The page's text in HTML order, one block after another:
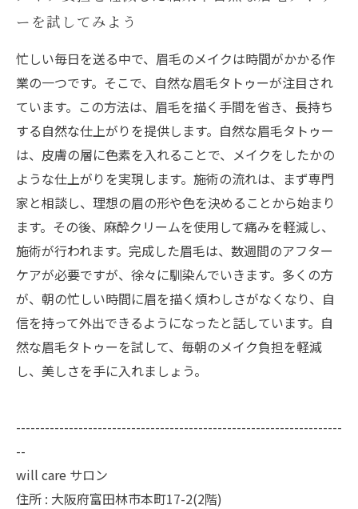
ーを試してみよう
忙しい毎日を送る中で、眉毛のメイクは時間がかかる作
業の一つです。そこで、自然な眉毛タトゥーが注目され
ています。この方法は、眉毛を描く手間を省き、長持ち
する自然な仕上がりを提供します。自然な眉毛タトゥー
は、皮膚の層に色素を入れることで、メイクをしたかの
ような仕上がりを実現します。施術の流れは、まず専門
家と相談し、理想の眉の形や色を決めることから始まり
ます。その後、麻酔クリームを使用して痛みを軽減し、
施術が行われます。完成した眉毛は、数週間のアフター
ケアが必要ですが、徐々に馴染んでいきます。多くの方
が、朝の忙しい時間に眉を描く煩わしさがなくなり、自
信を持って外出できるようになったと話しています。自
然な眉毛タトゥーを試して、毎朝のメイク負担を軽減
し、美しさを手に入れましょう。
--------------------------------------------------------------------
--
will care サロン
住所 : 大阪府富田林市本町17-2(2階)